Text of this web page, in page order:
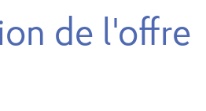
de l'offre